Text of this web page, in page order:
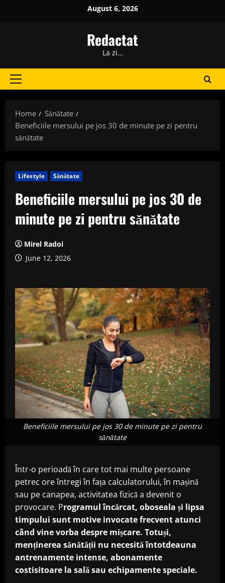
August 6, 2026
Redactat
La zi…
Primary
Home
Sănătate
Beneficiile mersului pe jos 30 de minute pe zi pentru
sănătate
Lifestyle Sănătate
Beneficiile mersului pe jos 30 de
minute pe zi pentru sănătate
Mirel Radoi
June 12, 2026
Beneficiile mersului pe jos 30 de minute pe zi pentru
sănătate
Într-o perioadă în care tot mai multe persoane
petrec ore întregi în fața calculatorului, în mașină
sau pe canapea, activitatea fizică a devenit o
provocare. Programul încărcat, oboseala și lipsa
timpului sunt motive invocate frecvent atunci
când vine vorba despre mișcare. Totuși,
menținerea sănătății nu necesită întotdeauna
antrenamente intense, abonamente
costisitoare la sală sau echipamente speciale.